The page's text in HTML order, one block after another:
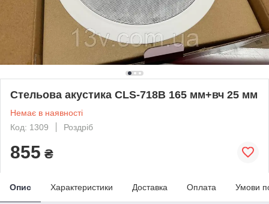
Стельова акустика CLS-718B 165 мм+вч 25 мм
Немає в наявності
Код: 1309
Роздріб
855 ₴
Опис Характеристики Доставка Оплата Умови